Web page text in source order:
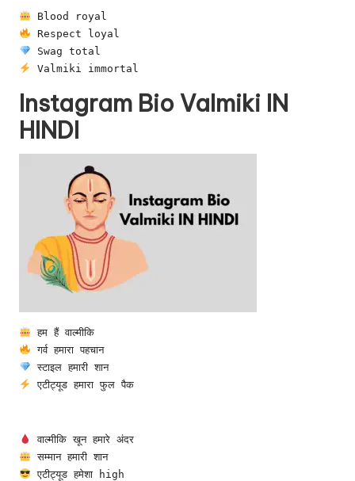
Blood royal
Respect loyal
Swag total
Valmiki immortal
Instagram Bio Valmiki IN
HINDI
हम हैं वाल्मीकि
गर्व हमारा पहचान
स्टाइल हमारी शान
एटीट्यूड हमारा फुल पैक
वाल्मीकि खून हमारे अंदर
सम्मान हमारी शान
एटीट्यूड हमेशा high